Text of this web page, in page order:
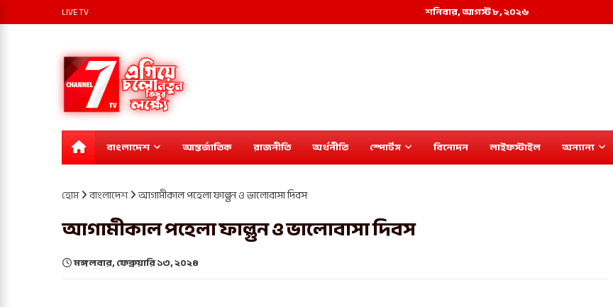
শনিবার, আগস্ট ৮, ২০২৬
LIVE TV
বাংলাদেশ আন্তর্জাতিক রাজনীতি অর্থনীতি স্পোর্টস বিনোদন লাইফস্টাইল অন্যান্য
হোম বাংলাদেশ আগামীকাল পহেলা ফাল্গুন ও ভালোবাসা দিবস
আগামীকাল পহেলা ফাল্গুন ও ভালোবাসা দিবস
মঙ্গলবার, ফেব্রুয়ারি ১৩, ২০২৪